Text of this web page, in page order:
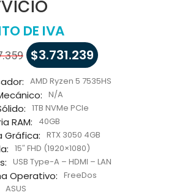
DE IVA
$3.731.239
AMD Ryzen 5 7535HS
N/A
1TB NVMe PCIe
RAM: 40GB
Gráfica: RTX 3050 4GB
15″ FHD (1920×1080)
USB Type-A – HDMI – LAN
Operativo: FreeDos
ASUS